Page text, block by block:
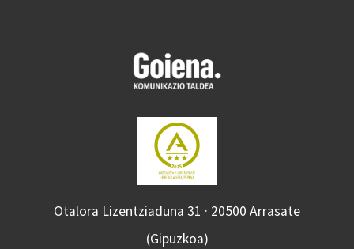
Otalora Lizentziaduna 31 · 20500 Arrasate
(Gipuzkoa)